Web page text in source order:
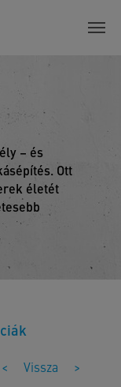
– és
Ott
életét
< Vissza >